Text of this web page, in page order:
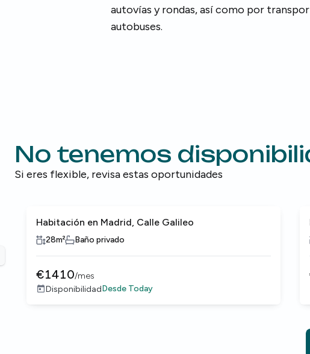
autovías y rondas, así como por
autobuses.
No tenemos
Si eres flexible, revisa estas oportunidades
Habitación en Madrid, Calle Galileo
28m² Baño privado
€1410/mes
DisponibilidadDesde Today